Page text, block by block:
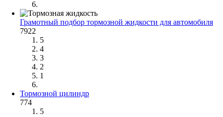
Грамотный подбор тормозной жидкости для автомобиля
7922
5
4
3
2
1
Тормозной цилиндр
774
5